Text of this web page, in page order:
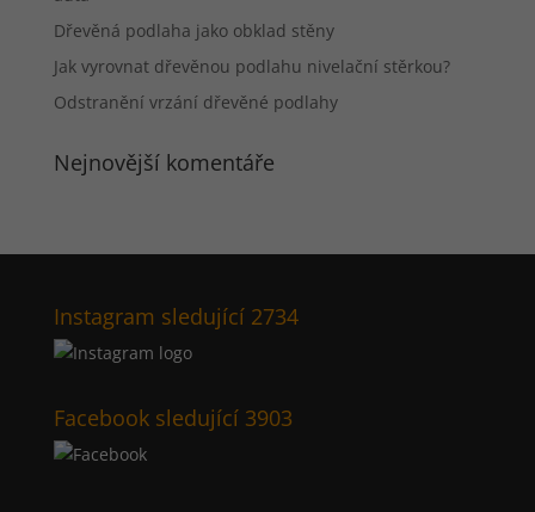
Dřevěná podlaha jako obklad stěny
Jak vyrovnat dřevěnou podlahu nivelační stěrkou?
Odstranění vrzání dřevěné podlahy
Nejnovější komentáře
Instagram sledující 2734
Facebook sledující 3903